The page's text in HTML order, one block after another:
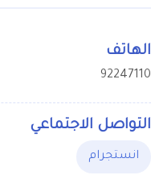
الهاتف
92247110
التواصل الاجتماعي
انستجرام